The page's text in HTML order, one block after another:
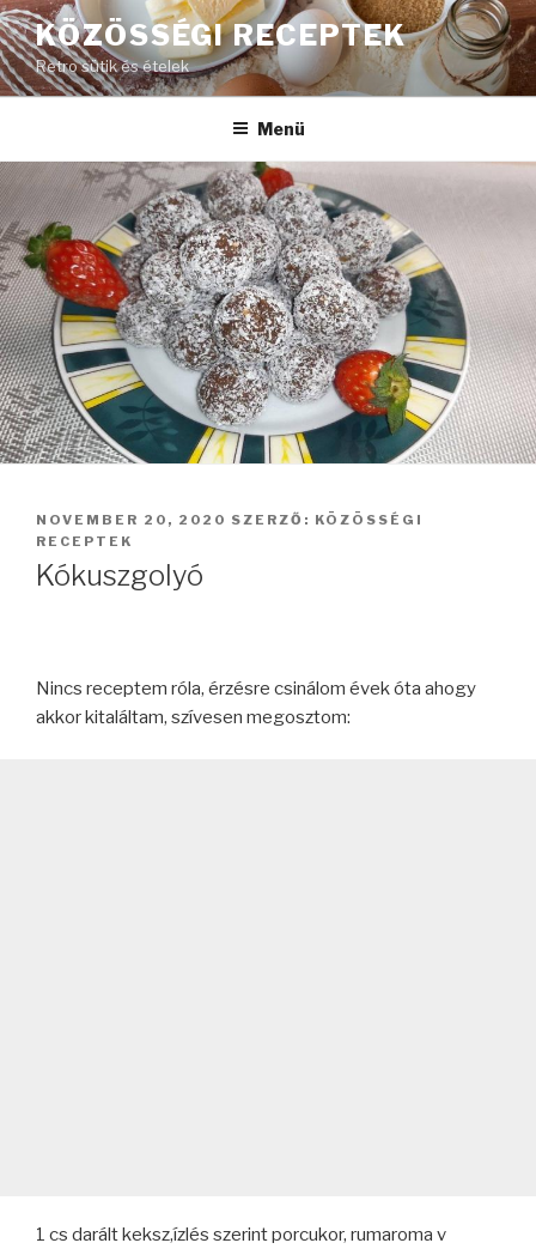
Tartalomhoz
KÖZÖSSÉGI RECEPTEK
Retro sütik és ételek
Menü
BEKÜLDVE:
NOVEMBER 20, 2020 SZERZŐ: KÖZÖSSÉGI
RECEPTEK
Kókuszgolyó
Nincs receptem róla, érzésre csinálom évek óta ahogy
akkor kitaláltam, szívesen megosztom:
1 cs darált keksz,ízlés szerint porcukor, rumaroma v